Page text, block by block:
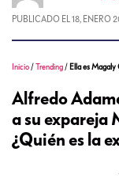
PUBLICADO EL 18, ENERO
Inicio /Trending / Ella es
Alfredo
a su expareja
¿Quién es la